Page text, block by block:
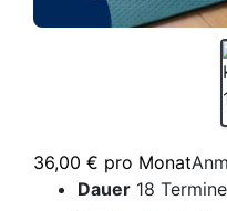
36,00 € pro Monat
Dauer 18 Termine